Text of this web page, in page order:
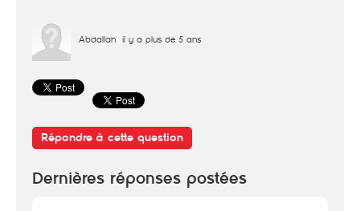
Abdallah il y a plus de 5 ans
Répondre à cette question
Dernières réponses postées